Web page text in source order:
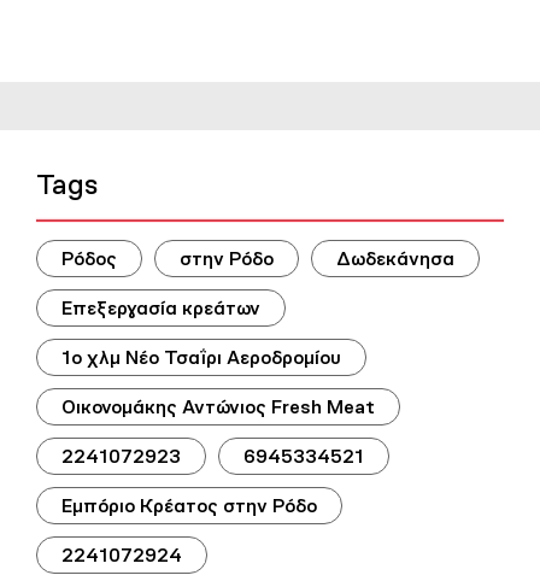
Tags
Ρόδος στην Ρόδο Δωδεκάνησα
Επεξεργασία κρεάτων
1ο χλμ Νέο Τσαΐρι Αεροδρομίου
Οικονομάκης Αντώνιος Fresh Meat
2241072923 6945334521
Εμπόριο Κρέατος στην Ρόδο
2241072924